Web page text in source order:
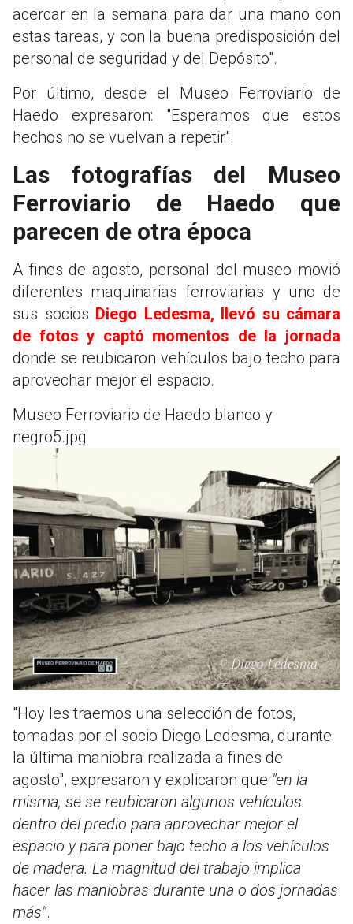
acercar en la semana para dar una mano con
estas tareas, y con la buena predisposición del
personal de seguridad y del Depósito".
Por último, desde el Museo Ferroviario de
Haedo expresaron: "Esperamos que estos
hechos no se vuelvan a repetir".
Las fotografías del Museo
Ferroviario de Haedo que
parecen de otra época
A fines de agosto, personal del museo movió
diferentes maquinarias ferroviarias y uno de
sus socios Diego Ledesma, llevó su cámara
de fotos y captó momentos de la jornada
donde se reubicaron vehículos bajo techo para
aprovechar mejor el espacio.
Museo Ferroviario de Haedo blanco y
negro5.jpg
"Hoy les traemos una selección de fotos,
tomadas por el socio Diego Ledesma, durante
la última maniobra realizada a fines de
agosto", expresaron y explicaron que "en la
misma, se se reubicaron algunos vehículos
dentro del predio para aprovechar mejor el
espacio y para poner bajo techo a los vehículos
de madera. La magnitud del trabajo implica
hacer las maniobras durante una o dos jornadas
más".